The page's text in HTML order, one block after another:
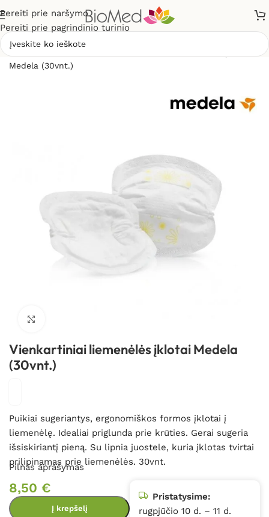
Pereiti prie naršymo
Pereiti prie pagrindinio turinio
Medela (30vnt.)
Vienkartiniai liemenėlės įklotai Medela
(30vnt.)
Puikiai sugeriantys, ergonomiškos formos įklotai į
liemenėlę. Idealiai priglunda prie krūties. Gerai sugeria
išsiskiriantį pieną. Su lipnia juostele, kuria įklotas tvirtai
prilipinamas prie liemenėlės. 30vnt.
Pilnas aprašymas
8,50 €
Į krepšelį
Pristatysime:
rugpjūčio 10 d. – 11 d.